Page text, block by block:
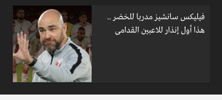
فيليكس سانشيز مدربا للخضر ..
هذا أول إنذار للاعبين القدامى